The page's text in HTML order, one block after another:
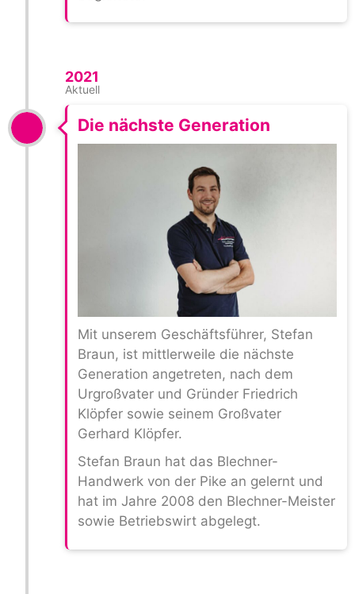
2021
Aktuell
Die nächste Generation
Mit unserem Geschäftsführer, Stefan
Braun, ist mittlerweile die nächste
Generation angetreten, nach dem
Urgroßvater und Gründer Friedrich
Klöpfer sowie seinem Großvater
Gerhard Klöpfer.
Stefan Braun hat das Blechner-
Handwerk von der Pike an gelernt und
hat im Jahre 2008 den Blechner-Meister
sowie Betriebswirt abgelegt.